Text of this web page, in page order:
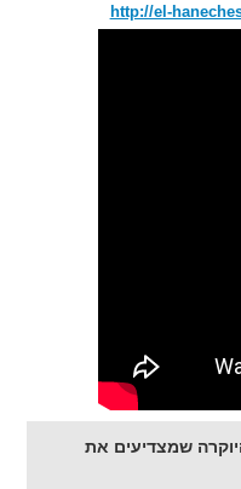
http://el-
שמצדיעים את